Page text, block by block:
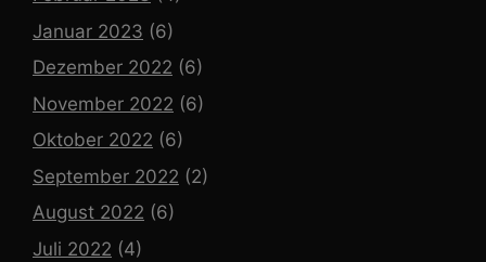
Januar 2023 (6)
Dezember 2022 (6)
November 2022 (6)
Oktober 2022 (6)
September 2022 (2)
August 2022 (6)
Juli 2022 (4)